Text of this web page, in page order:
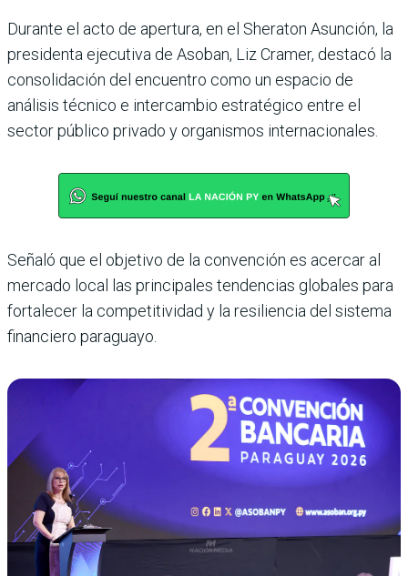
Durante el acto de apertura, en el Sheraton Asunción, la
presidenta ejecutiva de Asoban, Liz Cramer, destacó la
consolidación del encuentro como un espacio de
análisis técnico e intercambio estratégico entre el
sector público privado y organismos internacionales.
Señaló que el objetivo de la convención es acercar al
mercado local las principales tendencias globales para
fortalecer la competitividad y la resiliencia del sistema
financiero paraguayo.